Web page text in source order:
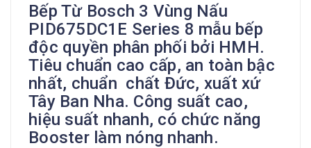
Bếp Từ Bosch 3 Vùng Nấu
PID675DC1E Series 8 mẫu bếp
độc quyền phân phối bởi HMH.
Tiêu chuẩn cao cấp, an toàn bậc
nhất, chuẩn chất Đức, xuất xứ
Tây Ban Nha. Công suất cao,
hiệu suất nhanh, có chức năng
Booster làm nóng nhanh.